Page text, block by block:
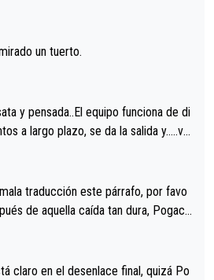
un tuerto.
y pensada..El equipo funciona de di
a largo plazo, se da la salida y…..ve
da pena vivir estos momentos tan
traducción este párrafo, por favo
de aquella caída tan dura, Pogaca
Parecía increíble la forma en l
el miedo", recordó."
claro en el desenlace final, quizá Po